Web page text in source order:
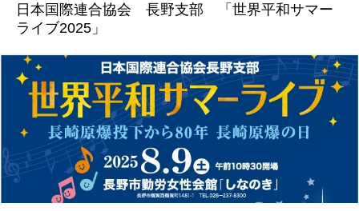
日本国際連合協会 長野支部 「世界平和サマー
ライブ2025」